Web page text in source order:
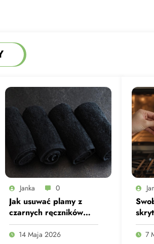
Janka 0
Jak usuwać plamy z
czarnych ręczników
bez ryzyka odbarwień?
14 Maja 2026 7